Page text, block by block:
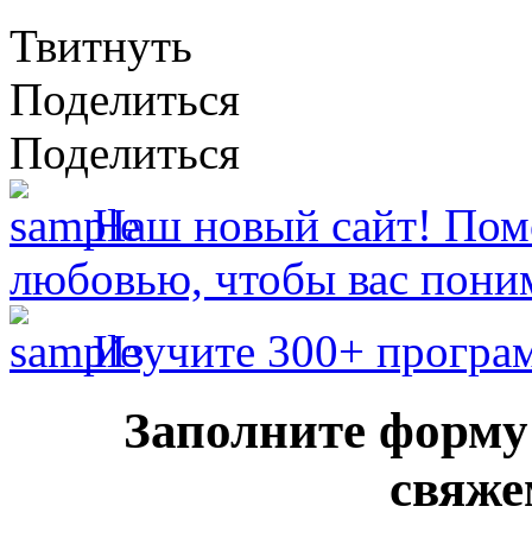
Твитнуть
Поделиться
Поделиться
Наш новый сайт!
любовью, чтобы вас
Изучите 300+
Заполните